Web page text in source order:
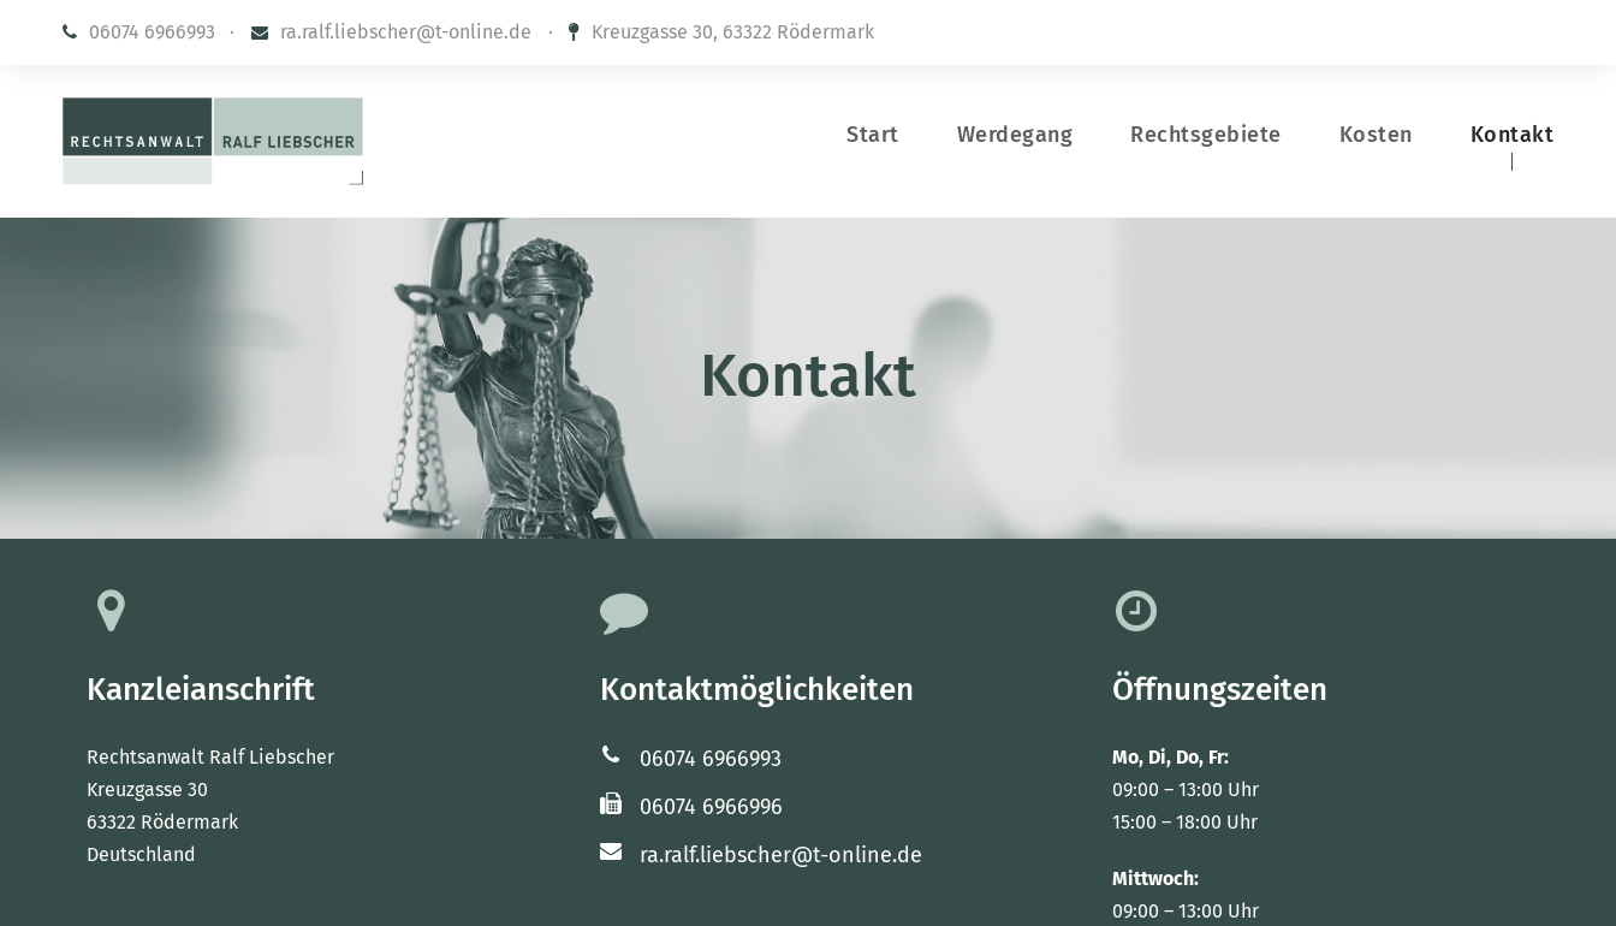
06074 6966993 · ra.ralf.liebscher@t-online.de · Kreuzgasse 30, 63322 Rödermark
Start Werdegang Rechtsgebiete Kosten Kontakt
Kontakt
Kanzleianschrift
Rechtsanwalt Ralf Liebscher
Kreuzgasse 30
63322 Rödermark
Deutschland
Kontaktmöglichkeiten
06074 6966993
06074 6966996
ra.ralf.liebscher@t-online.de
Öffnungszeiten
Mo, Di, Do, Fr:
09:00 – 13:00 Uhr
15:00 – 18:00 Uhr
Mittwoch:
09:00 – 13:00 Uhr